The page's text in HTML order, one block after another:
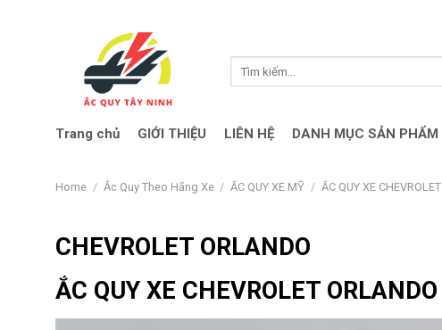
Trang chủ GIỚI THIỆU LIÊN HỆ DANH MỤC SẢN PHẨM
Home / Ắc Quy Theo Hãng Xe / ẮC QUY XE MỸ / ẮC QUY XE CHEVROLET
CHEVROLET ORLANDO
ẮC QUY XE CHEVROLET ORLANDO